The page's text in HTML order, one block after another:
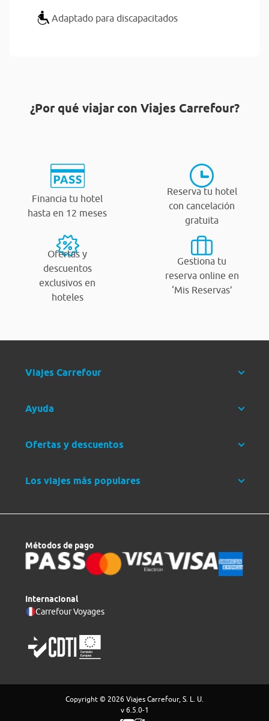
Adaptado para discapacitados
¿Por qué viajar con Viajes Carrefour?
Financia tu hotel
hasta en 12 meses
Reserva tu hotel
con cancelación
gratuita
Ofertas y
descuentos
exclusivos en
hoteles
Gestiona tu
reserva online en
‘Mis Reservas’
Viajes Carrefour
Ayuda
Ofertas y descuentos
Los viajes más populares
Métodos de pago
Internacional
Carrefour Voyages
Copyright © 2026 Viajes Carrefour, S. L. U.
v 6.5.0-1